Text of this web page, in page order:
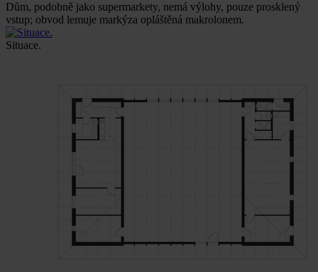
Dům, podobně jako supermarkety, nemá výlohy, pouze prosklený
vstup; obvod lemuje markýza opláštěná makrolonem.
Situace.